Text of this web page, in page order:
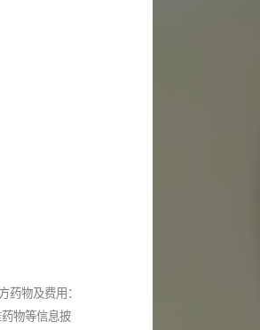
物及费用：
物等信息披